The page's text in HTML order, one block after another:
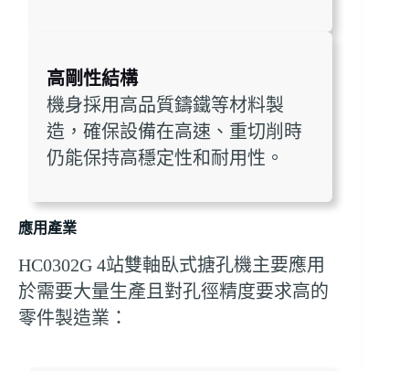
高剛性結構
機身採用高品質鑄鐵等材料製
造，確保設備在高速、重切削時
仍能保持高穩定性和耐用性。
應用產業
HC0302G 4站雙軸臥式搪孔機主要應用
於需要大量生產且對孔徑精度要求高的
零件製造業：